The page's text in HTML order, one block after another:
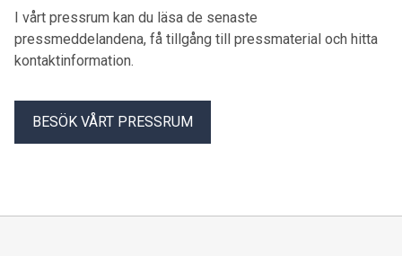
analysarbete krävs innan beslut om en eventuell
sammanslagning kan fattas. Det skriver Statens konstråd,
den nationella expertmyndigheten för offentlig konst, i sitt
remissvar som i dag lämnats in till Kulturdepartementet.
I vårt pressrum kan du läsa de senaste
pressmeddelandena, få tillgång till pressmaterial och hitta
kontaktinformation.
BESÖK VÅRT PRESSRUM